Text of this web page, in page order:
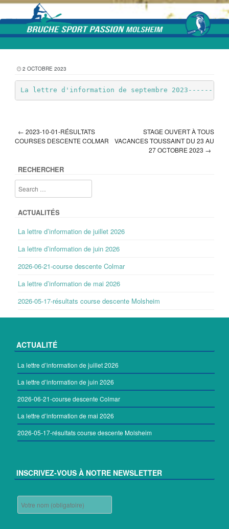
2 OCTOBRE 2023
La lettre d'information de septembre
Post navigation
← 2023-10-01-RÉSULTATS
COURSES DESCENTE COLMAR
STAGE OUVERT À TOUS
VACANCES TOUSSAINT DU 23 AU
27 OCTOBRE 2023 →
RECHERCHER
ACTUALITÉS
La lettre d’information de juillet 2026
La lettre d’information de juin 2026
2026-06-21-course descente Colmar
La lettre d’information de mai 2026
2026-05-17-résultats course descente Molsheim
ACTUALITÉ
La lettre d’information de juillet 2026
La lettre d’information de juin 2026
2026-06-21-course descente Colmar
La lettre d’information de mai 2026
2026-05-17-résultats course descente Molsheim
INSCRIVEZ-VOUS À NOTRE NEWSLETTER